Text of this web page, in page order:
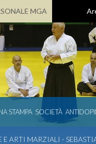
MGA
STAMPA SOCIETÀ
ARTI MARZIALI -